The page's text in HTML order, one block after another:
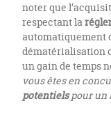
noter que
respectant la
automatiquement
dématérialisation
un gain de temps
vous êtes en
potentielspour un